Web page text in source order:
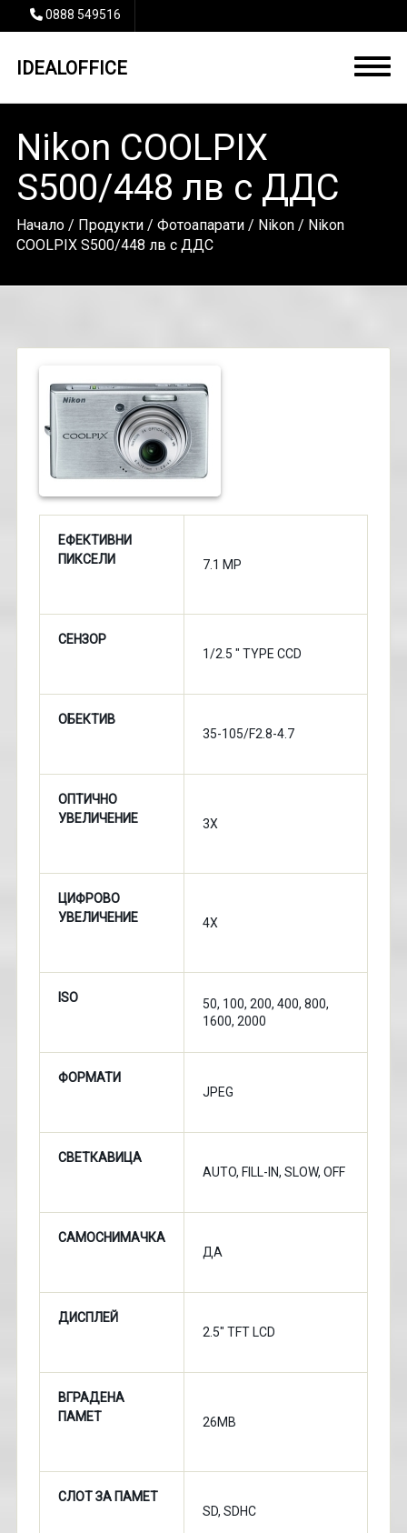
0888 549516
IDEALOFFICE
Nikon COOLPIX
S500/448 лв с ДДС
Начало/ Продукти/ Фотоапарати/ Nikon/ Nikon
COOLPIX S500/448 лв с ДДС
ЕФЕКТИВНИ
ПИКСЕЛИ
7.1 MP
СЕНЗОР
1/2.5 " TYPE CCD
ОБЕКТИВ
35-105/F2.8-4.7
ОПТИЧНО
УВЕЛИЧЕНИЕ
3X
ЦИФРОВО
УВЕЛИЧЕНИЕ
4X
ISO
50, 100, 200, 400, 800,
1600, 2000
ФОРМАТИ
JPEG
СВЕТКАВИЦА
AUTO, FILL-IN, SLOW, OFF
САМОСНИМАЧКА
ДА
ДИСПЛЕЙ
2.5" TFT LCD
ВГРАДЕНА
ПАМЕТ
26MB
СЛОТ ЗА ПАМЕТ
SD, SDHC